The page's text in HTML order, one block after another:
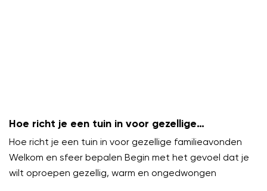
Hoe richt je een tuin in voor gezellige
familieavonden?
Hoe richt je een tuin in voor gezellige familieavonden
Welkom en sfeer bepalen Begin met het gevoel dat je
wilt oproepen gezellig, warm en ongedwongen